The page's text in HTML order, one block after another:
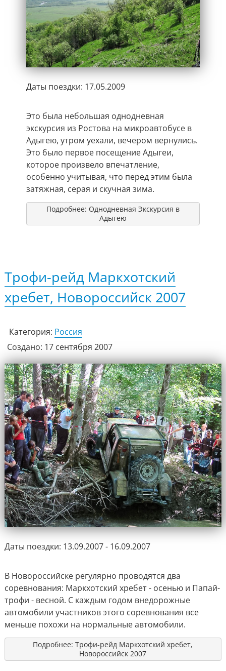
Даты поездки: 17.05.2009
Это была небольшая однодневная
экскурсия из Ростова на микроавтобусе в
Адыгею, утром уехали, вечером вернулись.
Это было первое посещение Адыгеи,
которое произвело впечатление,
особенно учитывая, что перед этим была
затяжная, серая и скучная зима.
Подробнее: Однодневная Экскурсия в
Адыгею
Трофи-рейд Маркхотский
хребет, Новороссийск 2007
Категория: Россия
Создано: 17 сентября 2007
Даты поездки: 13.09.2007 - 16.09.2007
В Новороссийске регулярно проводятся два
соревнования: Маркхотский хребет - осенью и Папай-
трофи - весной. С каждым годом внедорожные
автомобили участников этого соревнования все
меньше похожи на нормальные автомобили.
Подробнее: Трофи-рейд Маркхотский хребет,
Новороссийск 2007